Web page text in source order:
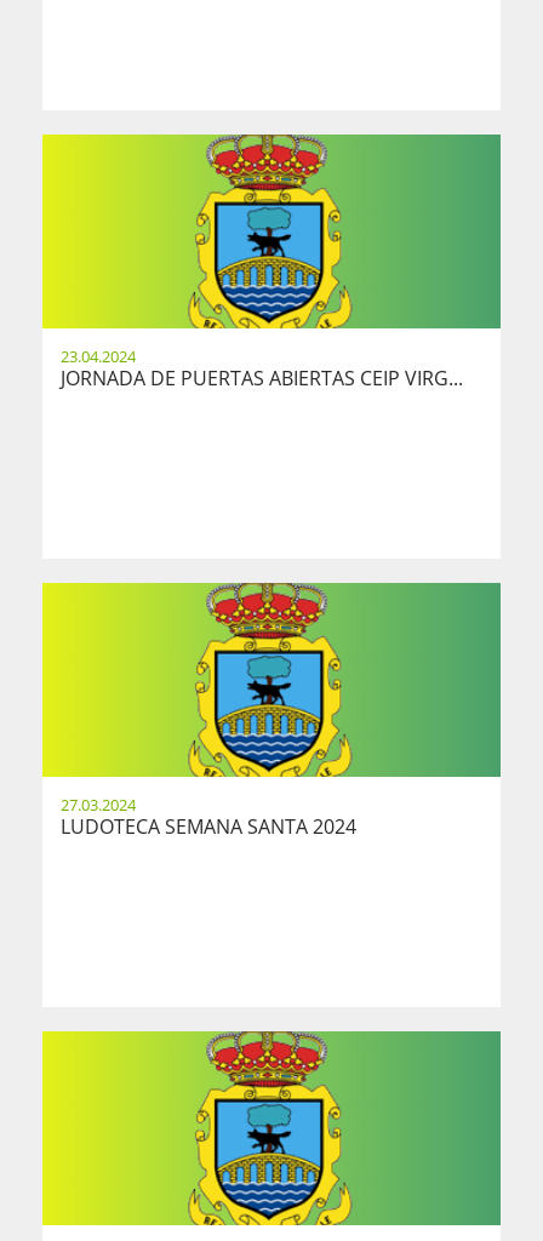
23.04.2024
JORNADA DE PUERTAS ABIERTAS CEIP VIRG...
27.03.2024
LUDOTECA SEMANA SANTA 2024